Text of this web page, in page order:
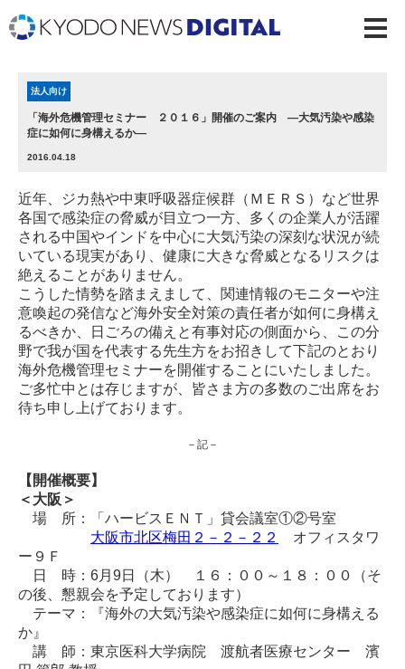
法人向け
「海外危機管理セミナー ２０１６」開催のご案内 ―大気汚染や感染
症に如何に身構えるか―
2016.04.18
近年、ジカ熱や中東呼吸器症候群（ＭＥＲＳ）など世界
各国で感染症の脅威が目立つ一方、多くの企業人が活躍
される中国やインドを中心に大気汚染の深刻な状況が続
いている現実があり、健康に大きな脅威となるリスクは
絶えることがありません。
こうした情勢を踏まえまして、関連情報のモニターや注
意喚起の発信など海外安全対策の責任者が如何に身構え
るべきか、日ごろの備えと有事対応の側面から、この分
野で我が国を代表する先生方をお招きして下記のとおり
海外危機管理セミナーを開催することにいたしました。
ご多忙中とは存じますが、皆さま方の多数のご出席をお
待ち申し上げております。
－記－
【開催概要】
＜大阪＞
場 所：「ハービスＥＮＴ」貸会議室①②号室
大阪市北区梅田２－２－２２
オフィスタワ
ー９Ｆ
日 時：6月9日（木） １６：００～１８：００（そ
の後、懇親会を予定しております）
テーマ：『海外の大気汚染や感染症に如何に身構える
か』
講 師：東京医科大学病院 渡航者医療センター 濱